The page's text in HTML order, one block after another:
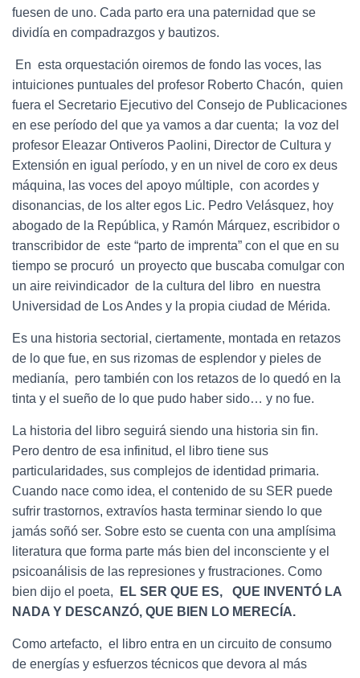
fuesen de uno. Cada parto era una paternidad que se
dividía en compadrazgos y bautizos.
En esta orquestación oiremos de fondo las voces, las
intuiciones puntuales del profesor Roberto Chacón, quien
fuera el Secretario Ejecutivo del Consejo de Publicaciones
en ese período del que ya vamos a dar cuenta; la voz del
profesor Eleazar Ontiveros Paolini, Director de Cultura y
Extensión en igual período, y en un nivel de coro ex deus
máquina, las voces del apoyo múltiple, con acordes y
disonancias, de los alter egos Lic. Pedro Velásquez, hoy
abogado de la República, y Ramón Márquez, escribidor o
transcribidor de este “parto de imprenta” con el que en su
tiempo se procuró un proyecto que buscaba comulgar con
un aire reivindicador de la cultura del libro en nuestra
Universidad de Los Andes y la propia ciudad de Mérida.
Es una historia sectorial, ciertamente, montada en retazos
de lo que fue, en sus rizomas de esplendor y pieles de
medianía, pero también con los retazos de lo quedó en la
tinta y el sueño de lo que pudo haber sido… y no fue.
La historia del libro seguirá siendo una historia sin fin.
Pero dentro de esa infinitud, el libro tiene sus
particularidades, sus complejos de identidad primaria.
Cuando nace como idea, el contenido de su SER puede
sufrir trastornos, extravíos hasta terminar siendo lo que
jamás soñó ser. Sobre esto se cuenta con una amplísima
literatura que forma parte más bien del inconsciente y el
psicoanálisis de las represiones y frustraciones. Como
bien dijo el poeta,
EL SER QUE ES, QUE INVENTÓ LA
NADA Y DESCANZÓ, QUE BIEN LO MERECÍA.
Como artefacto, el libro entra en un circuito de consumo
de energías y esfuerzos técnicos que devora al más